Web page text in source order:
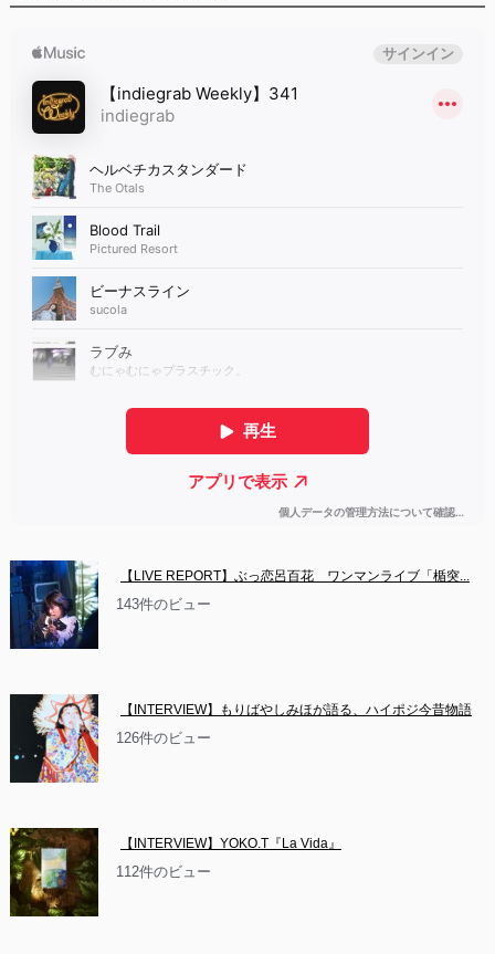
【LIVE REPORT】ぶっ恋呂百花　ワンマンライブ「楯突...
143件のビュー
【INTERVIEW】もりばやしみほが語る、ハイポジ今昔物語
126件のビュー
【INTERVIEW】YOKO.T『La Vida』
112件のビュー